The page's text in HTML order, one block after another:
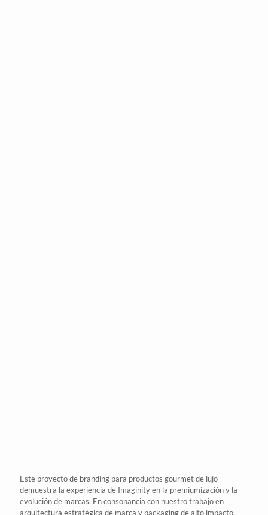
Este proyecto de branding para productos gourmet de lujo
demuestra la experiencia de Imaginityen la premiumización y la
evolución de marcas. En consonancia con nuestro trabajoen
arquitectura estratégica de marca y packagingde alto impacto,